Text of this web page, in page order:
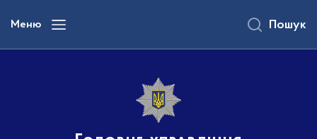
вмісту
Меню Пошук